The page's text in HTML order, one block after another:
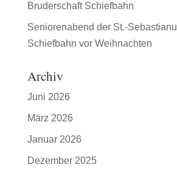
Bruderschaft Schiefbahn
Seniorenabend der St.-
Schiefbahn vor Weihnachten
Archiv
Juni 2026
März 2026
Januar 2026
Dezember 2025